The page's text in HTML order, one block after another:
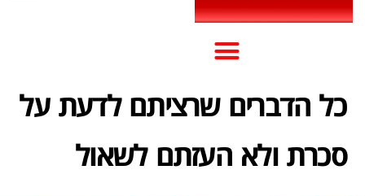
כל הדברים שרציתם לדעת על
סכרת ולא העזתם לשאול